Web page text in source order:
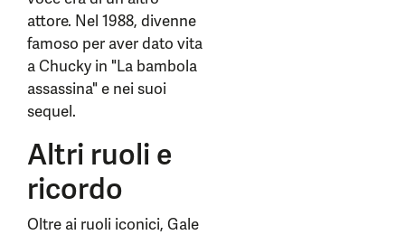
attore. Nel 1988, divenne
famoso per aver dato vita
a Chucky in "La bambola
assassina" e nei suoi
sequel.
Altri ruoli e
ricordo
Oltre ai ruoli iconici, Gale